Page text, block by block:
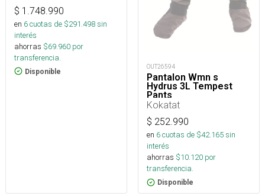
$ 1.748.990
en 6cuotas de $291.498sin
interés
ahorras $69.960 por
transferencia.
Disponible
OUT26594
Pantalon Wmn s
Hydrus 3L Tempest
Pants
Kokatat
$ 252.990
en 6cuotas de $42.165sin
interés
ahorras $10.120 por
transferencia.
Disponible